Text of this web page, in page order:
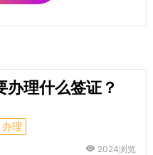
办理什么签证？
办理
2024浏览